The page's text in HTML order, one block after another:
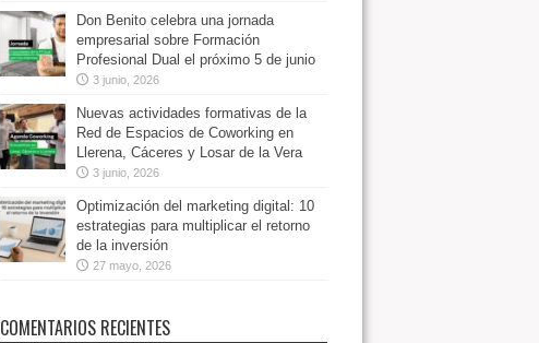
Don Benito celebra una jornada
empresarial sobre Formación
Profesional Dual el próximo 5 de junio
3 junio, 2026
Nuevas actividades formativas de la
Red de Espacios de Coworking en
Llerena, Cáceres y Losar de la Vera
3 junio, 2026
Optimización del marketing digital: 10
estrategias para multiplicar el retorno
de la inversión
27 mayo, 2026
COMENTARIOS RECIENTES